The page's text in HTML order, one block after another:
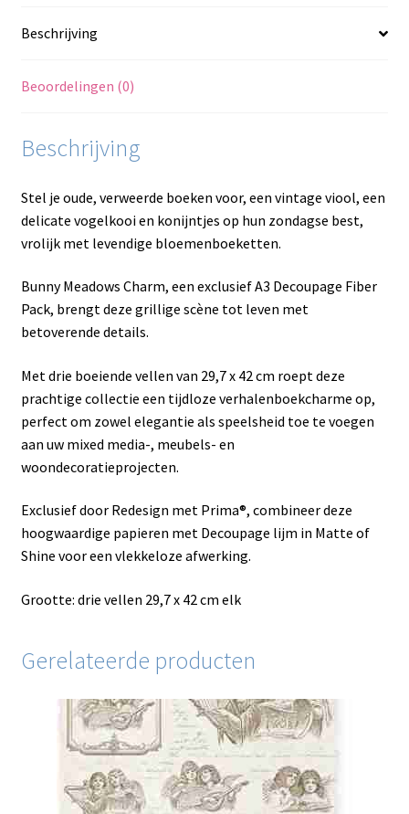
Beschrijving
Beoordelingen (0)
Beschrijving
Stel je oude, verweerde boeken voor, een vintage viool, een
delicate vogelkooi en konijntjes op hun zondagse best,
vrolijk met levendige bloemenboeketten.
Bunny Meadows Charm, een exclusief A3 Decoupage Fiber
Pack, brengt deze grillige scène tot leven met
betoverende details.
Met drie boeiende vellen van 29,7 x 42 cm roept deze
prachtige collectie een tijdloze verhalenboekcharme op,
perfect om zowel elegantie als speelsheid toe te voegen
aan uw mixed media-, meubels- en
woondecoratieprojecten.
Exclusief door Redesign met Prima®, combineer deze
hoogwaardige papieren met Decoupage lijm in Matte of
Shine voor een vlekkeloze afwerking.
Grootte: drie vellen 29,7 x 42 cm elk
Gerelateerde producten